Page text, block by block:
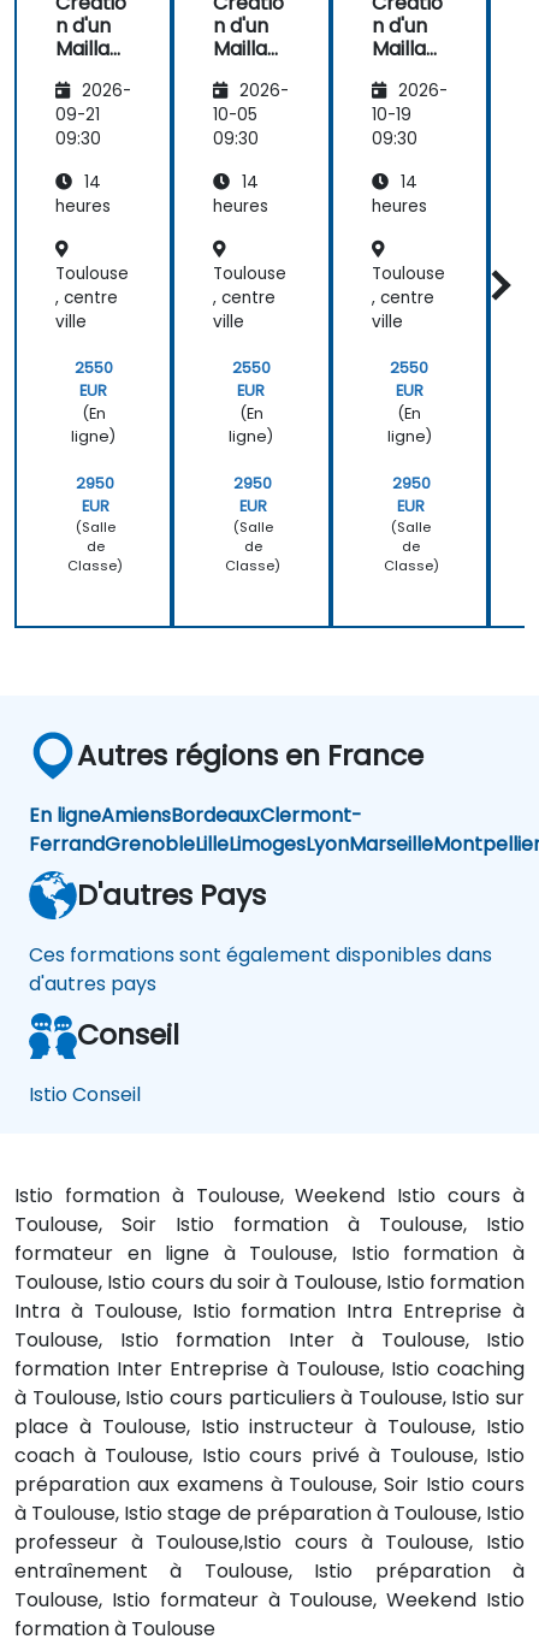
n d'un
Maillag
Service
s avec
Istio et
etes
2026-
09-21
09:30
14
heures
Toulouse
, centre
ville
2550
EUR
(En
ligne)
2950
EUR
(Salle
de
Classe)
n d'un
Maillag
Service
s avec
Istio et
etes
2026-
10-05
09:30
14
heures
Toulouse
, centre
ville
2550
EUR
(En
ligne)
2950
EUR
(Salle
de
Classe)
n d'un
Maillag
Service
s avec
Istio et
etes
2026-
10-19
09:30
14
heures
Toulouse
, centre
ville
2550
EUR
(En
ligne)
2950
EUR
(Salle
de
Classe)
Autres régions en France
En ligneAmiensBordeauxClermont-
FerrandGrenobleLilleLimogesLyonMarseille
D'autres Pays
Ces formations sont également disponibles dans
d'autres pays
Conseil
Istio Conseil
Istio formation à Toulouse, Weekend Istio cours à
Toulouse, Soir Istio formation à Toulouse, Istio
formateur en ligne à Toulouse, Istio formation à
Toulouse, Istio cours du soir à Toulouse, Istio formation
Intra à Toulouse, Istio formation Intra Entreprise à
Toulouse, Istio formation Inter à Toulouse, Istio
formation Inter Entreprise à Toulouse, Istio coaching
à Toulouse, Istio cours particuliers à Toulouse, Istio sur
place à Toulouse, Istio instructeur à Toulouse, Istio
coach à Toulouse, Istio cours privé à Toulouse, Istio
préparation aux examens à Toulouse, Soir Istio cours
à Toulouse, Istio stage de préparation à Toulouse, Istio
professeur à Toulouse,Istio cours à Toulouse, Istio
entraînement à Toulouse, Istio préparation à
Toulouse, Istio formateur à Toulouse, Weekend Istio
formation à Toulouse